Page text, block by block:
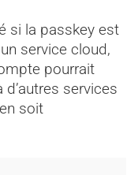
si la passkey est
service cloud,
pourrait
services
soit